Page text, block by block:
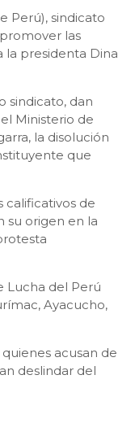
Perú), sindicato
las
la presidenta Dina
sindicato, dan
Ministerio de
la disolución
que
calificativos de
su origen en la
Lucha del Perú
Ayacucho,
acusan de
deslindar del